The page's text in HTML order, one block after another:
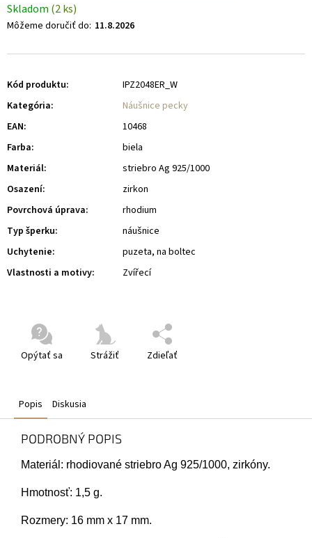
Skladom (2 ks)
Môžeme doručiť do: 11.8.2026
Opýtať sa Strážiť Zdieľať
Kód produktu:
IPZ2048ER_W
Kategória:
Náušnice pecky
EAN:
10468
Farba:
biela
Materiál:
striebro Ag 925/1000
Osazení:
zirkon
Povrchová úprava:
rhodium
Typ šperku:
náušnice
Uchytenie:
puzeta, na boltec
Vlastnosti a motivy: Zvířecí
Popis Diskusia
PODROBNÝ POPIS
Materiál: rhodiované striebro Ag 925/1000, zirkóny.
Hmotnosť: 1,5 g.
Rozmery: 16 mm x 17 mm.